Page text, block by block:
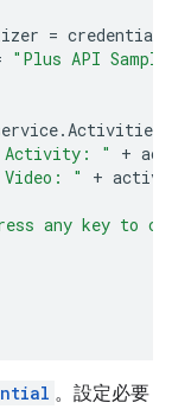
= credential
"Plus API
.Activities
" +
" +
any key to
。設定必要